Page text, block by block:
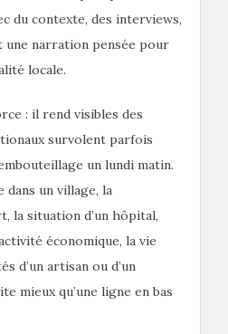
du contexte, des interviews,
une narration pensée pour
locale.
: il rend visibles des
survolent parfois
un lundi matin.
un village, la
la situation d’un hôpital,
économique, la vie
d’un artisan ou d’un
mieux qu’une ligne en bas